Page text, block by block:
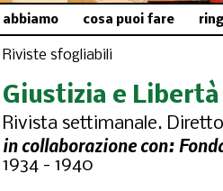
abbiamo cosa puoi fare
Riviste sfogliabili
Giustizia e Libertà
Rivista settimanale.
in collaborazione con:
1934 - 1940